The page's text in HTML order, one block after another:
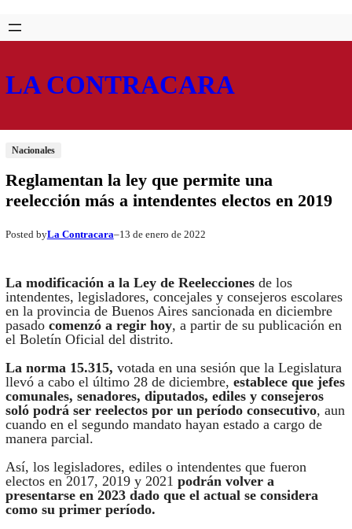
Saltar
al
Skip
to
LA CONTRACARA
Nacionales
Reglamentan la ley que permite una
reelección más a intendentes electos en 2019
Posted byLa Contracara–13 de enero de 2022
La modificación a la Ley de Reelecciones de los
intendentes, legisladores, concejales y consejeros escolares
en la provincia de Buenos Aires sancionada en diciembre
pasadocomenzó a regir hoy, a partir de su publicación en
el Boletín Oficial del distrito.
La norma 15.315, votada en una sesión que la Legislatura
llevó a cabo el último 28 de diciembre, establece que jefes
comunales, senadores, diputados, ediles y consejeros
soló podrá ser reelectos por un período consecutivo, aun
cuando en el segundo mandato hayan estado a cargo de
manera parcial.
Así, los legisladores, ediles o intendentes que fueron
electos en 2017, 2019 y 2021 podrán volver a
presentarse en 2023 dado que el actual se considera
como su primer período.